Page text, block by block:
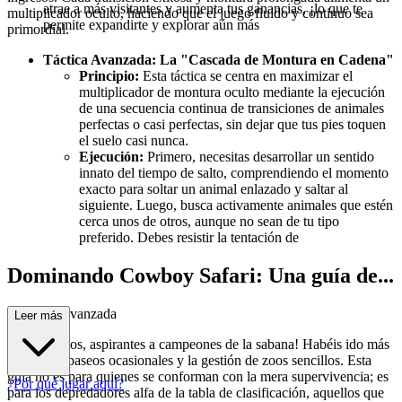
atrae a más visitantes y aumenta tus ganancias, ¡lo que te
permite expandirte y explorar aún más
multiplicador oculto, haciendo que el juego fluido y continuo sea
primordial.
Táctica Avanzada: La "Cascada de Montura en Cadena"
Principio: Esta táctica se centra en maximizar el
multiplicador de montura oculto mediante la ejecución
de una secuencia continua de transiciones de animales
perfectas o casi perfectas, sin dejar que tus pies toquen
el suelo casi nunca.
Ejecución: Primero, necesitas desarrollar un sentido
innato del tiempo de salto, comprendiendo el momento
exacto para soltar un animal enlazado y saltar al
siguiente. Luego, busca activamente animales que estén
cerca unos de otros, aunque no sean de tu tipo
preferido. Debes resistir la tentación de
Dominando Cowboy Safari: Una guía de...
estrategia avanzada
¡Bienvenidos, aspirantes a campeones de la sabana! Habéis ido más
allá de los paseos ocasionales y la gestión de zoos sencillos. Esta
guía no es para quienes se conforman con la mera supervivencia; es
para los depredadores alfa de la tabla de clasificación, aquellos que
Leer más
¿Por qué jugar aquí?